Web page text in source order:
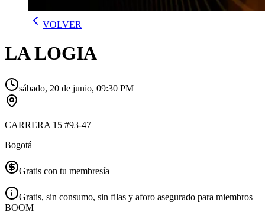
VOLVER
LA LOGIA
sábado, 20 de junio, 09:30 PM
CARRERA 15 #93-47
Bogotá
Gratis con tu membresía
Gratis, sin consumo, sin filas y aforo asegurado para miembros
BOOM